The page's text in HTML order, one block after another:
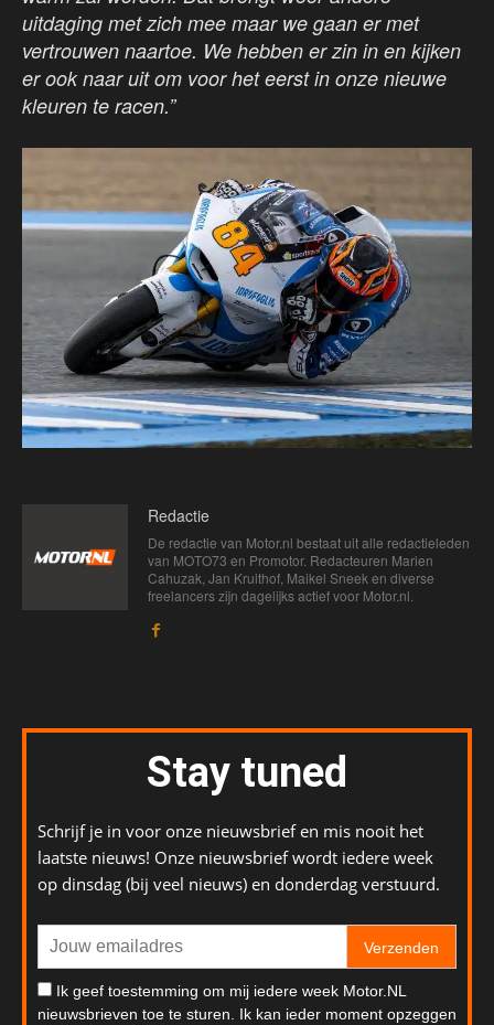
uitdaging met zich mee maar we gaan er met
vertrouwen naartoe. We hebben er zin in en kijken
er ook naar uit om voor het eerst in onze nieuwe
kleuren te racen.”
Redactie
De redactie van Motor.nl bestaat uit alle redactieleden
van MOTO73 en Promotor. Redacteuren Marien
Cahuzak, Jan Kruithof, Maikel Sneek en diverse
freelancers zijn dagelijks actief voor Motor.nl.
Stay tuned
Schrijf je in voor onze nieuwsbrief en mis nooit het
laatste nieuws! Onze nieuwsbrief wordt iedere week
op dinsdag (bij veel nieuws) en donderdag verstuurd.
Verzenden
Ik geef toestemming om mij iedere week Motor.NL
nieuwsbrieven toe te sturen. Ik kan ieder moment opzeggen